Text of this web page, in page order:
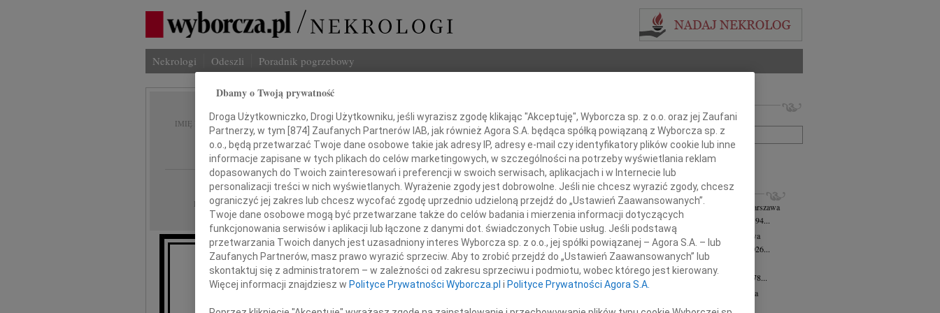
Nekrologi Odeszli Poradnik pogrzebowy
IMIĘ I NAZWISKO:
Maria Małgorzata Eleonora
Cichowska
REGION: Warszawa
DATA EMISJI: 04.09.2009
"Pomnę dzieciństwa sny niewysłowione..."
Żegnamy dzisiaj naszą ukochaną Mamę
Imię i nazwisko lub numer ogłoszenia:
+ szukanie zaawansowane
INNE NEKROLOGI
Jerzy Downarowicz wiek: 94
Warszawa
W dniu 1 sierpnia 2026 roku zmarł w wieku 94...
Krystyna Czerny-Latek
Warszawa
Z żalem zawiadamiamy, że dnia 3 sierpnia 2026...
Ewa Wolińska-Witort
W dniu 31 lipca 2026 roku zmarła w wieku 78...
Małgorzata Kościelska
Warszawa
Z wielkim bólem zawiadamiamy, że 3...
Dbamy o Twoją prywatność
Droga Użytkowniczko, Drogi Użytkowniku, jeśli wyrazisz zgodę klikając "Akceptuję", Wyborcza sp. z o.o. oraz jej Zaufani
Partnerzy, w tym [874] Zaufanych Partnerów IAB, jak również Agora S.A. będąca spółką powiązaną z Wyborcza sp. z
o.o., będą przetwarzać Twoje dane osobowe takie jak adresy IP, adresy e-mail czy identyfikatory plików cookie lub inne
informacje zapisane w tych plikach do celów marketingowych, w szczególności na potrzeby wyświetlania reklam
dopasowanych do Twoich zainteresowań i preferencji w swoich serwisach, aplikacjach i w Internecie lub
personalizacji treści w nich wyświetlanych. Wyrażenie zgody jest dobrowolne. Jeśli nie chcesz wyrazić zgody, chcesz
ograniczyć jej zakres lub chcesz wycofać zgodę uprzednio udzieloną przejdź do „Ustawień Zaawansowanych”.
Twoje dane osobowe mogą być przetwarzane także do celów badania i mierzenia informacji dotyczących
funkcjonowania serwisów i aplikacji lub łączone z danymi dot. świadczonych Tobie usług. Jeśli podstawą
przetwarzania Twoich danych jest uzasadniony interes Wyborcza sp. z o.o., jej spółki powiązanej – Agora S.A. – lub
Zaufanych Partnerów, masz prawo wyrazić sprzeciw. Aby to zrobić przejdź do „Ustawień Zaawansowanych” lub
skontaktuj się z administratorem – w zależności od zakresu sprzeciwu i podmiotu, wobec którego jest kierowany.
Więcej informacji znajdziesz w Polityce Prywatności Wyborcza.pl i Polityce Prywatności Agora S.A.